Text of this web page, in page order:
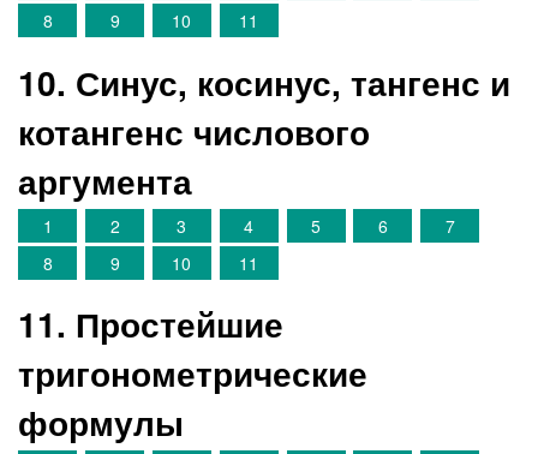
8
9 10 11
10. Синус, косинус, тангенс и
котангенс числового
аргумента
1 2 3 4 5 6
7
8
9 10 11
11. Простейшие
тригонометрические
формулы